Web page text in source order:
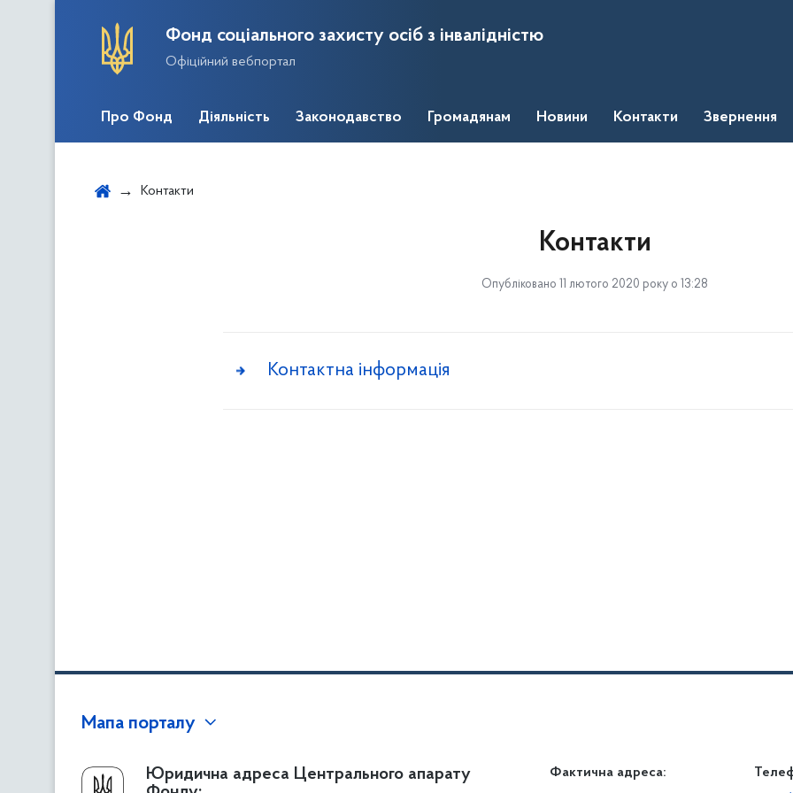
Фонд соціального захисту осіб з інвалідністю
Офіційний вебпортал
Про Фонд Діяльність Законодавство Громадянам Новини Контакти Звернення
Контакти
Контакти
Опубліковано 11 лютого 2020 року о 13:28
Контактна інформація
Мапа порталу
Про Фонд Громадянам
Юридична адреса Центрального апарату
Фактична адреса: